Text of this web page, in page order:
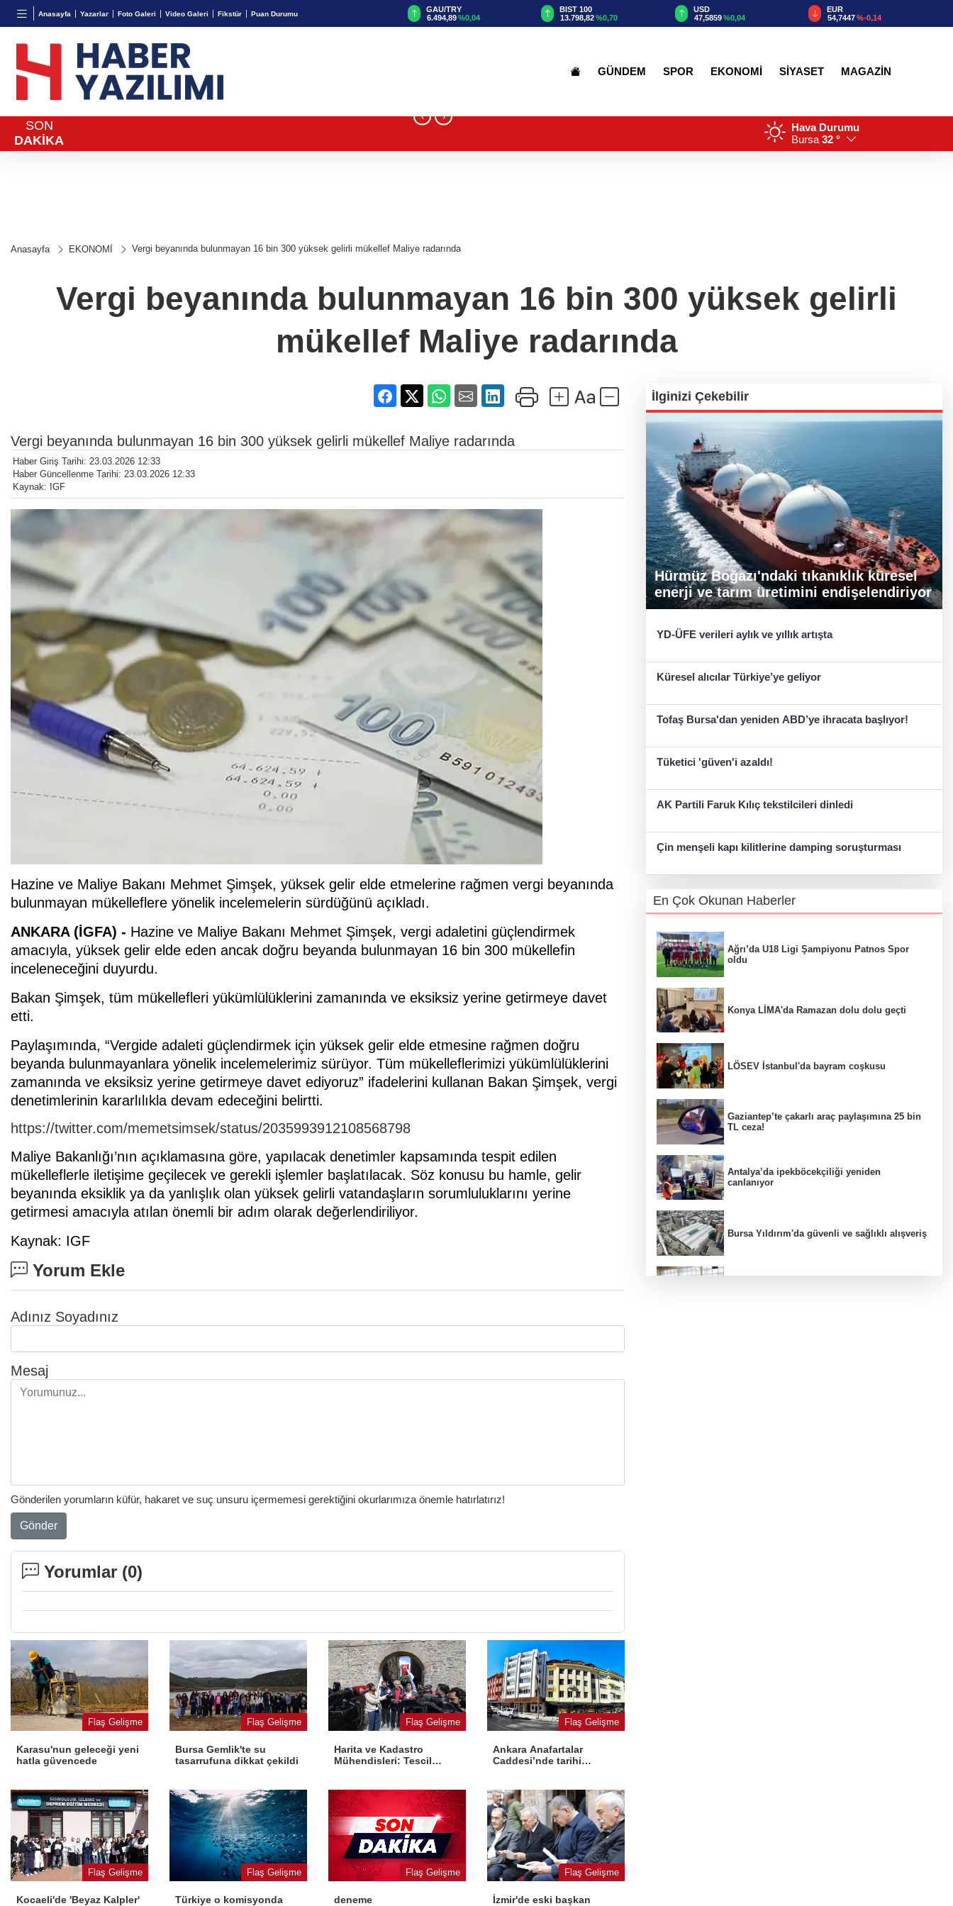
Anasayfa Yazarlar Foto Galeri Video Galeri Fikstür Puan Durumu
BGN
28,0626 %0,37
VND
0,0018%-0,02
6.494,89
BIST 100
13.798,82%0,70
USD
47,5859%0,04
EUR
54,7447 %-0,14
GBP
63,8357 %-0,03
GÜNDEM SPOR EKONOMİ SİYASET MAGAZİN
SON
DAKİKA
‹ ›
Hava Durumu
Bursa 32 °
Anasayfa EKONOMİ Vergi beyanında bulunmayan 16 bin 300 yüksek gelirli mükellef Maliye radarında
Vergi beyanında bulunmayan 16 bin 300 yüksek gelirli
mükellef Maliye radarında
Vergi beyanında bulunmayan 16 bin 300 yüksek gelirli mükellef Maliye radarında
Haber Giriş Tarihi: 23.03.2026 12:33
Haber Güncellenme Tarihi: 23.03.2026 12:33
Kaynak: IGF
Hazine ve Maliye Bakanı Mehmet Şimşek, yüksek gelir elde etmelerine rağmen vergi beyanında
bulunmayan mükelleflere yönelik incelemelerin sürdüğünü açıkladı.
ANKARA (İGFA) - Hazine ve Maliye Bakanı Mehmet Şimşek, vergi adaletini güçlendirmek
amacıyla, yüksek gelir elde eden ancak doğru beyanda bulunmayan 16 bin 300 mükellefin
inceleneceğini duyurdu.
Bakan Şimşek, tüm mükellefleri yükümlülüklerini zamanında ve eksiksiz yerine getirmeye davet
etti.
Paylaşımında, “Vergide adaleti güçlendirmek için yüksek gelir elde etmesine rağmen doğru
beyanda bulunmayanlara yönelik incelemelerimiz sürüyor. Tüm mükelleflerimizi yükümlülüklerini
zamanında ve eksiksiz yerine getirmeye davet ediyoruz” ifadelerini kullanan Bakan Şimşek, vergi
denetimlerinin kararlılıkla devam edeceğini belirtti.
https://twitter.com/memetsimsek/status/2035993912108568798
Maliye Bakanlığı’nın açıklamasına göre, yapılacak denetimler kapsamında tespit edilen
mükelleflerle iletişime geçilecek ve gerekli işlemler başlatılacak. Söz konusu bu hamle, gelir
beyanında eksiklik ya da yanlışlık olan yüksek gelirli vatandaşların sorumluluklarını yerine
getirmesi amacıyla atılan önemli bir adım olarak değerlendiriliyor.
Kaynak: IGF
Yorum Ekle
Adınız Soyadınız
Mesaj
Gönderilen yorumların küfür, hakaret ve suç unsuru içermemesi gerektiğini okurlarımıza önemle hatırlatırız!
Gönder
Yorumlar (0)
Flaş Gelişme
Karasu'nun geleceği yeni
hatla güvencede
Flaş Gelişme
Bursa Gemlik'te su
tasarrufuna dikkat çekildi
Flaş Gelişme
Harita ve Kadastro
Mühendisleri: Tescil
Flaş Gelişme
Ankara Anafartalar
Caddesi’nde tarihi
Flaş Gelişme
Kocaeli'de 'Beyaz Kalpler'
Flaş Gelişme
Türkiye o komisyonda
Flaş Gelişme
deneme
Flaş Gelişme
İzmir'de eski başkan
İlginizi Çekebilir
Hürmüz Boğazı'ndaki tıkanıklık küresel
enerji ve tarım üretimini endişelendiriyor
YD-ÜFE verileri aylık ve yıllık artışta
Küresel alıcılar Türkiye’ye geliyor
Tofaş Bursa'dan yeniden ABD’ye ihracata başlıyor!
Tüketici 'güven'i azaldı!
AK Partili Faruk Kılıç tekstilcileri dinledi
Çin menşeli kapı kilitlerine damping soruşturması
En Çok Okunan Haberler
Ağrı’da U18 Ligi Şampiyonu Patnos Spor
oldu
Konya LİMA'da Ramazan dolu dolu geçti
LÖSEV İstanbul'da bayram coşkusu
Gaziantep’te çakarlı araç paylaşımına 25 bin
TL ceza!
Antalya’da ipekböcekçiliği yeniden
canlanıyor
Bursa Yıldırım'da güvenli ve sağlıklı alışveriş